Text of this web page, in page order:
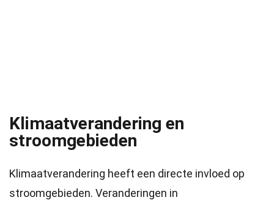
Klimaatverandering en
stroomgebieden
Klimaatverandering heeft een directe invloed op
stroomgebieden. Veranderingen in